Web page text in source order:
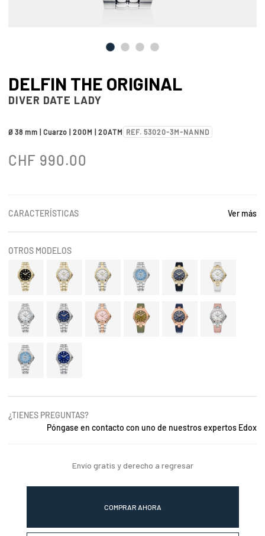
DELFIN THE ORIGINAL
DIVER DATE LADY
Ø 38 mm | Cuarzo | 200M | 20ATM REF. 53020-3M-NANND
CHF 990.00
CARACTERÍSTICAS Ver más
OTROS MODELOS
¿TIENES PREGUNTAS?
Póngase en contacto con uno de nuestros expertos Edox
Envío gratis y derecho a regresar
COMPRAR AHORA